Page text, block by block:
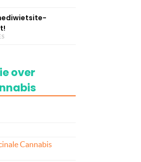
over
Cannabis